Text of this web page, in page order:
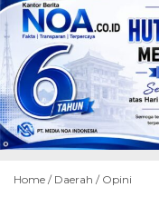
Home / Daerah / Opini